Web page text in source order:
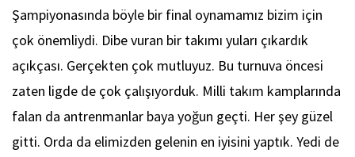
Şampiyonasında böyle bir final oynamamız bizim için
çok önemliydi. Dibe vuran bir takımı yuları çıkardık
açıkçası. Gerçekten çok mutluyuz. Bu turnuva öncesi
zaten ligde de çok çalışıyorduk. Milli takım kamplarında
falan da antrenmanlar baya yoğun geçti. Her şey güzel
gitti. Orda da elimizden gelenin en iyisini yaptık. Yedi de